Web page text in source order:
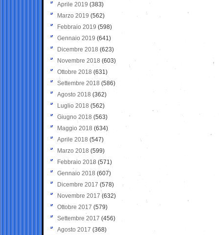
Aprile 2019 (383)
Marzo 2019 (562)
Febbraio 2019 (598)
Gennaio 2019 (641)
Dicembre 2018 (623)
Novembre 2018 (603)
Ottobre 2018 (631)
Settembre 2018 (586)
Agosto 2018 (362)
Luglio 2018 (562)
Giugno 2018 (563)
Maggio 2018 (634)
Aprile 2018 (547)
Marzo 2018 (599)
Febbraio 2018 (571)
Gennaio 2018 (607)
Dicembre 2017 (578)
Novembre 2017 (632)
Ottobre 2017 (579)
Settembre 2017 (456)
Agosto 2017 (368)